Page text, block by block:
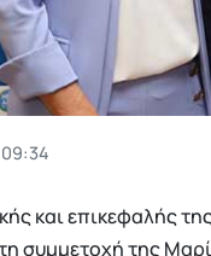
και επικεφαλής
συμμετοχή της